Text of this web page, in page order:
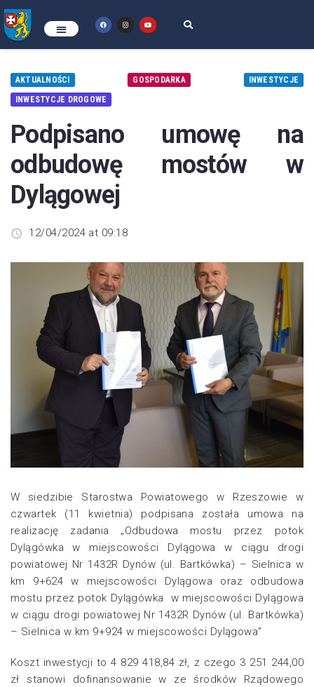
AKTUALNOŚCI GOSPODARKA
INWESTYCJE
INWESTYCJE DROGOWE
Podpisano umowę na
odbudowę mostów w
Dylągowej
12/04/2024 at 09:18
W siedzibie Starostwa Powiatowego w Rzeszowie w
czwartek (11 kwietnia) podpisana została umowa na
realizację zadania „Odbudowa mostu przez potok
Dylągówka w miejscowości Dylągowa w ciągu drogi
powiatowej Nr 1432R Dynów (ul. Bartkówka) – Sielnica w
km 9+624 w miejscowości Dylągowa oraz odbudowa
mostu przez potok Dylągówka w miejscowości Dylągowa
w ciągu drogi powiatowej Nr 1432R Dynów (ul. Bartkówka)
– Sielnica w km 9+924 w miejscowości Dylągowa”
Koszt inwestycji to 4 829 418,84 zł, z czego 3 251 244,00
zł stanowi dofinansowanie w ze środków Rządowego